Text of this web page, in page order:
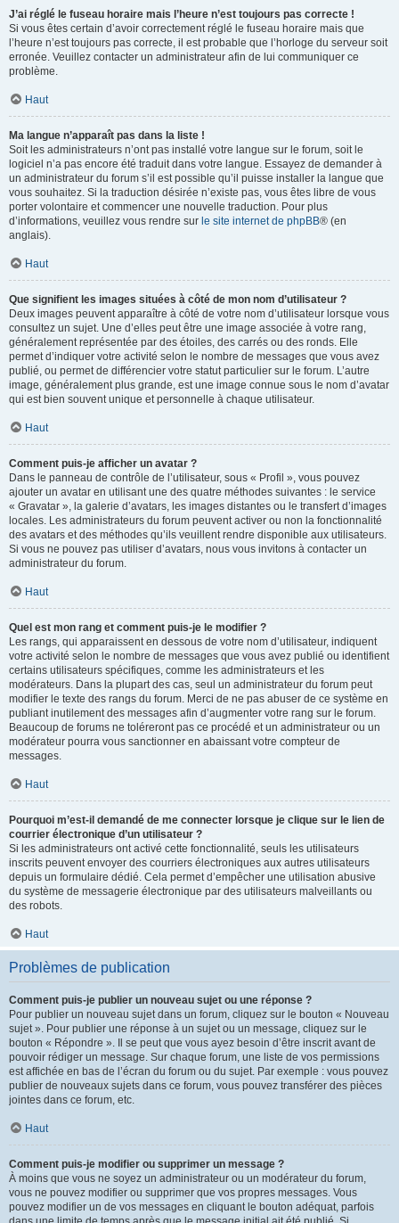
J’ai réglé le fuseau horaire mais l’heure n’est toujours pas correcte !
Si vous êtes certain d’avoir correctement réglé le fuseau horaire mais que
l’heure n’est toujours pas correcte, il est probable que l’horloge du serveur soit
erronée. Veuillez contacter un administrateur afin de lui communiquer ce
problème.
Haut
Ma langue n’apparaît pas dans la liste !
Soit les administrateurs n’ont pas installé votre langue sur le forum, soit le
logiciel n’a pas encore été traduit dans votre langue. Essayez de demander à
un administrateur du forum s’il est possible qu’il puisse installer la langue que
vous souhaitez. Si la traduction désirée n’existe pas, vous êtes libre de vous
porter volontaire et commencer une nouvelle traduction. Pour plus
d’informations, veuillez vous rendre sur le site internet de phpBB® (en
anglais).
Haut
Que signifient les images situées à côté de mon nom d’utilisateur ?
Deux images peuvent apparaître à côté de votre nom d’utilisateur lorsque vous
consultez un sujet. Une d’elles peut être une image associée à votre rang,
généralement représentée par des étoiles, des carrés ou des ronds. Elle
permet d’indiquer votre activité selon le nombre de messages que vous avez
publié, ou permet de différencier votre statut particulier sur le forum. L’autre
image, généralement plus grande, est une image connue sous le nom d’avatar
qui est bien souvent unique et personnelle à chaque utilisateur.
Haut
Comment puis-je afficher un avatar ?
Dans le panneau de contrôle de l’utilisateur, sous « Profil », vous pouvez
ajouter un avatar en utilisant une des quatre méthodes suivantes : le service
« Gravatar », la galerie d’avatars, les images distantes ou le transfert d’images
locales. Les administrateurs du forum peuvent activer ou non la fonctionnalité
des avatars et des méthodes qu’ils veuillent rendre disponible aux utilisateurs.
Si vous ne pouvez pas utiliser d’avatars, nous vous invitons à contacter un
administrateur du forum.
Haut
Quel est mon rang et comment puis-je le modifier ?
Les rangs, qui apparaissent en dessous de votre nom d’utilisateur, indiquent
votre activité selon le nombre de messages que vous avez publié ou identifient
certains utilisateurs spécifiques, comme les administrateurs et les
modérateurs. Dans la plupart des cas, seul un administrateur du forum peut
modifier le texte des rangs du forum. Merci de ne pas abuser de ce système en
publiant inutilement des messages afin d’augmenter votre rang sur le forum.
Beaucoup de forums ne toléreront pas ce procédé et un administrateur ou un
modérateur pourra vous sanctionner en abaissant votre compteur de
messages.
Haut
Pourquoi m’est-il demandé de me connecter lorsque je clique sur le lien de
courrier électronique d’un utilisateur ?
Si les administrateurs ont activé cette fonctionnalité, seuls les utilisateurs
inscrits peuvent envoyer des courriers électroniques aux autres utilisateurs
depuis un formulaire dédié. Cela permet d’empêcher une utilisation abusive
du système de messagerie électronique par des utilisateurs malveillants ou
des robots.
Haut
Problèmes de publication
Comment puis-je publier un nouveau sujet ou une réponse ?
Pour publier un nouveau sujet dans un forum, cliquez sur le bouton « Nouveau
sujet ». Pour publier une réponse à un sujet ou un message, cliquez sur le
bouton « Répondre ». Il se peut que vous ayez besoin d’être inscrit avant de
pouvoir rédiger un message. Sur chaque forum, une liste de vos permissions
est affichée en bas de l’écran du forum ou du sujet. Par exemple : vous pouvez
publier de nouveaux sujets dans ce forum, vous pouvez transférer des pièces
jointes dans ce forum, etc.
Haut
Comment puis-je modifier ou supprimer un message ?
À moins que vous ne soyez un administrateur ou un modérateur du forum,
vous ne pouvez modifier ou supprimer que vos propres messages. Vous
pouvez modifier un de vos messages en cliquant le bouton adéquat, parfois